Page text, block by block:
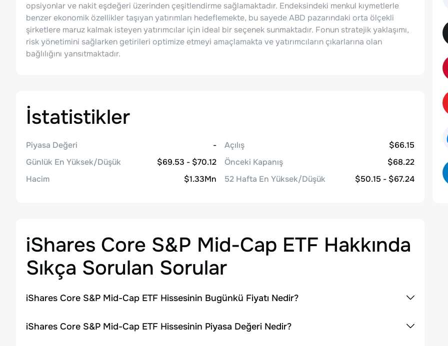
opsiyonlar ve nakit eşdeğeri üzerinden çeşitlendirme sağlamaktadır. Endeksindeki menkul kıymetlerle
benzer ekonomik özellikler taşıyan yatırımları hedeflemekte, bu sayede ABD pazarındaki orta ölçekli
şirketlere maruz kalmak isteyen yatırımcılar için ideal bir seçenek sunmaktadır. Fonun stratejik yaklaşımı,
risk yönetimini sağlarken getirileri optimize etmeyi amaçlamakta ve yatırımcıların çıkarlarına olan
bağlılığını yansıtmaktadır.
İstatistikler
Piyasa Değeri
-
Günlük En Yüksek/Düşük
$69.53 - $70.12
Hacim
$1.33Mn
Açılış
$66.15
Önceki Kapanış
$68.22
52 Hafta En Yüksek/Düşük
$50.15 - $67.24
iShares Core S&P Mid-Cap ETF Hakkında
Sıkça Sorulan Sorular
iShares Core S&P Mid-Cap ETF Hissesinin Bugünkü Fiyatı Nedir?
iShares Core S&P Mid-Cap ETF Hissesinin Piyasa Değeri Nedir?